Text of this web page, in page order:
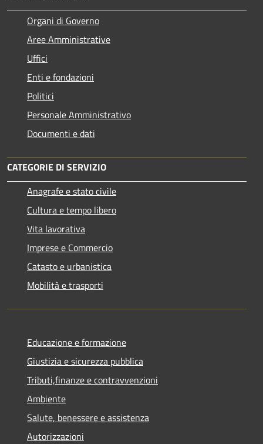
Organi di Governo
Aree Amministrative
Uffici
Enti e fondazioni
Politici
Personale Amministrativo
Documenti e dati
CATEGORIE DI SERVIZIO
Anagrafe e stato civile
Cultura e tempo libero
Vita lavorativa
Imprese e Commercio
Catasto e urbanistica
Mobilità e trasporti
Educazione e formazione
Giustizia e sicurezza pubblica
Tributi,finanze e contravvenzioni
Ambiente
Salute, benessere e assistenza
Autorizzazioni